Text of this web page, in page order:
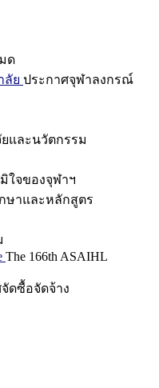
ด
ลัย ประกาศจุฬาลงกรณ์
ยและนวัตกรรม
ใจของจุฬาฯ
ษาและหลักสูตร
The 166th ASAIHL
ดซื้อจัดจ้าง